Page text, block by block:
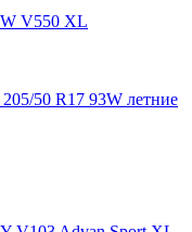
50 R17 93W летние